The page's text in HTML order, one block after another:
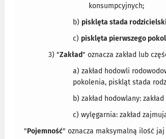
konsumpcyjnych;
b) pisklęta stada
c) pisklęta pierwszego
3) "Zakład" oznacza zakład lub
a) zakład hodowli
pokolenia, piskląt stada
b) zakład hodowlany:
c) wylęgarnia: zakład
"Pojemność" oznacza maksymalną ilość